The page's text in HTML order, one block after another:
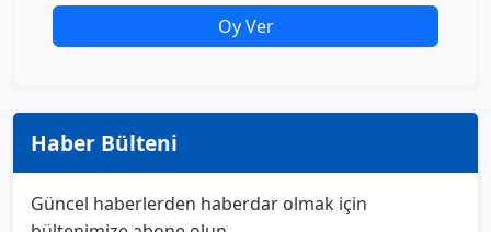
Oy Ver
Haber Bülteni
Güncel haberlerden haberdar olmak için